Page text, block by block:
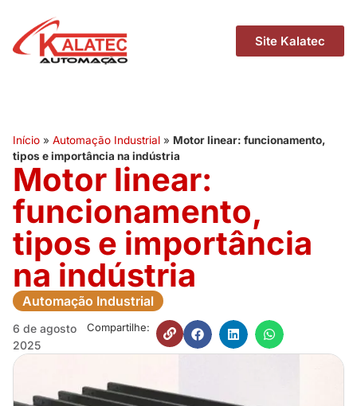
Site Kalatec
Início » Automação Industrial » Motor linear: funcionamento,
tipos e importância na indústria
Motor linear:
funcionamento,
tipos e importância
na indústria
Automação Industrial
6 de agosto
2025
Compartilhe: